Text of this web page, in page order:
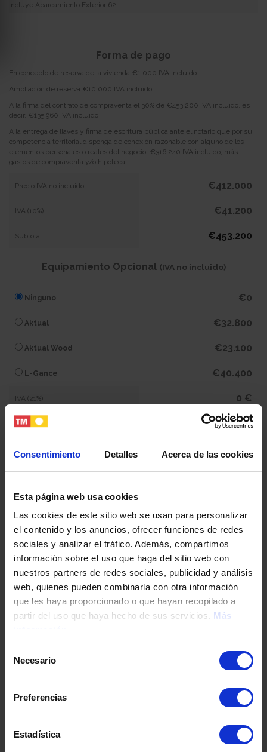
Consentimiento Detalles Acerca de las cookies
Esta página web usa cookies
Las cookies de este sitio web se usan para personalizar
el contenido y los anuncios, ofrecer funciones de redes
sociales y analizar el tráfico. Además, compartimos
información sobre el uso que haga del sitio web con
nuestros partners de redes sociales, publicidad y análisis
web, quienes pueden combinarla con otra información
que les haya proporcionado o que hayan recopilado a
partir del uso que haya hecho de sus servicios. Más
Necesario
Preferencias
Estadística
Incluye Aparcamiento Exterior 62
Tu nombre y apellidos
Tu email
Tu teléfono
Fecha de nacimiento
Dirección
Forma de pago
En concepto de reserva de la vivienda €1.000 IVA incluido
Ampliación de reserva €10.000 IVA incluido
A la firma del contrato de compraventa el 30% de €453.200 IVA incluido, es
decir, €135.960 IVA incluido
A la entrega de llaves y firma de escritura pública ante el notario que por su
competencia territorial disponga de conexión razonable con alguno de los
elementos personales o reales del negocio, €316.240 IVA incluido, más
gastos de compraventa y/o hipoteca
Precio IVA no incluido €412.000
IVA (10%) €41.200
Subtotal €453.200
Equipamiento Opcional (IVA no incluido)
Ninguno €0
Aktual €32.800
Aktual Wood €23.100
L-Gance €40.400
IVA (21%) 0 €
Subtotal 0 €
453.200 €